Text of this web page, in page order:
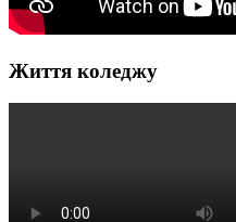
Життя коледжу